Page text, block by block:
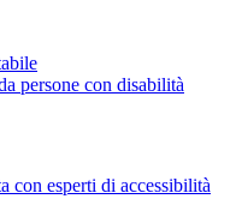
persone con disabilità
con esperti di accessibilità